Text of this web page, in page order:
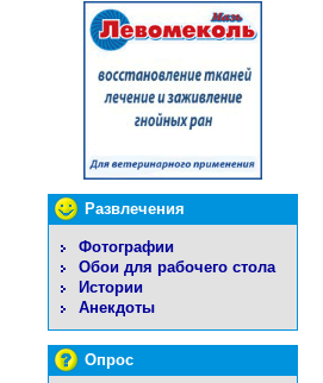
Развлечения
Фотографии
Обои для рабочего стола
Истории
Анекдоты
Опрос